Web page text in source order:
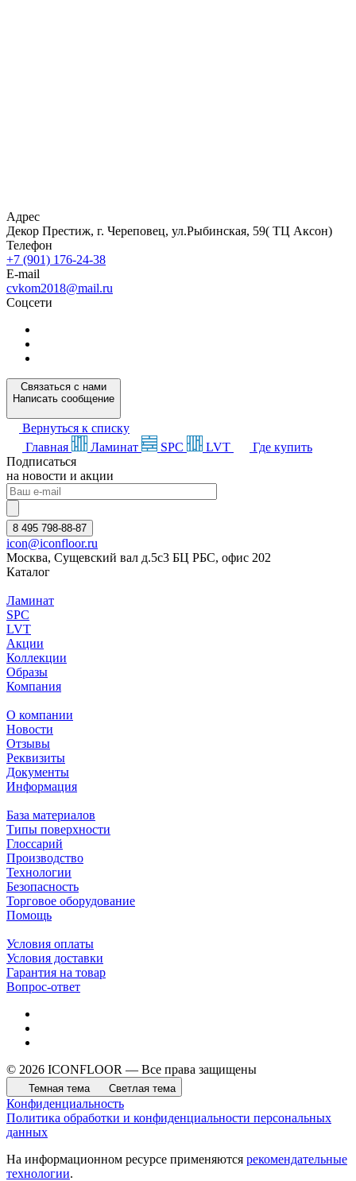
Адрес
Декор Престиж, г. Череповец, ул.Рыбинская, 59( ТЦ Аксон)
Телефон
+7 (901) 176-24-38
E-mail
cvkom2018@mail.ru
Соцсети
Связаться с нами
Написать сообщение
Вернуться к списку
Главная
Ламинат SPC LVT
Где купить
Подписаться
на новости и акции
8 495 798-88-87
icon@iconfloor.ru
Москва, Сущевский вал д.5с3 БЦ РБС, офис 202
Каталог
Ламинат
SPC
LVT
Акции
Коллекции
Образы
Компания
О компании
Новости
Отзывы
Реквизиты
Документы
Информация
База материалов
Типы поверхности
Глоссарий
Производство
Технологии
Безопасность
Торговое оборудование
Помощь
Условия оплаты
Условия доставки
Гарантия на товар
Вопрос-ответ
© 2026 ICONFLOOR — Все права защищены
Темная тема Светлая тема
Конфиденциальность
Политика обработки и конфиденциальности персональных
данных
На информационном ресурсе применяются рекомендательные
технологии.